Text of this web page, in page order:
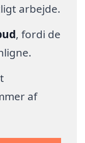
arbejde.
, fordi de
af